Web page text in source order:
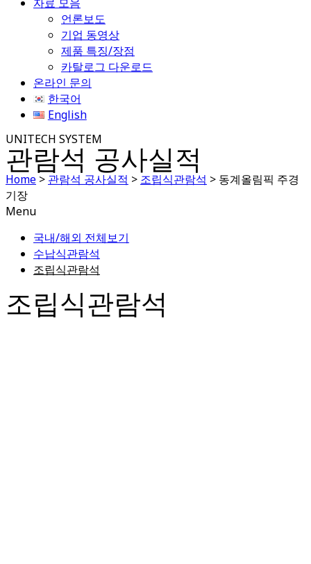
언론보도
기업 동영상
제품 특징/장점
카탈로그 다운로드
온라인 문의
한국어
English
UNITECH SYSTEM
관람석 공사실적
Home > 관람석 공사실적 > 조립식관람석 > 동계올림픽 주경
기장
Menu
국내/해외 전체보기
수납식관람석
조립식관람석
조립식관람석